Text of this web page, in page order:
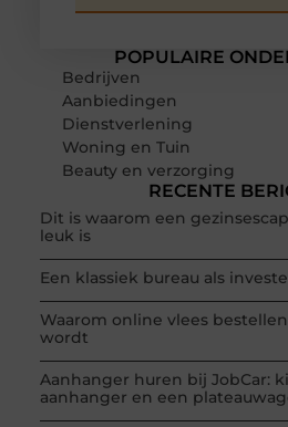
POPULAIRE
Bedrijven
Aanbiedingen
Dienstverlening
Woning en Tuin
Beauty en verzorging
RECENTE
Dit is waarom een
leuk is
Een klassiek bureau als
Waarom online vlees
wordt
Aanhanger huren bij JobCar:
aanhanger en een